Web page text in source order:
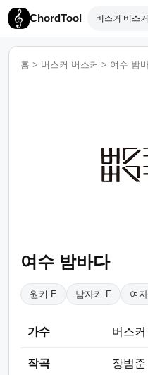
ChordTool
홈 > 버스커 버스커 > 여수 밤
여수 밤바다
원키 E 남자키 F 여
가수 버스커
작곡 장범준